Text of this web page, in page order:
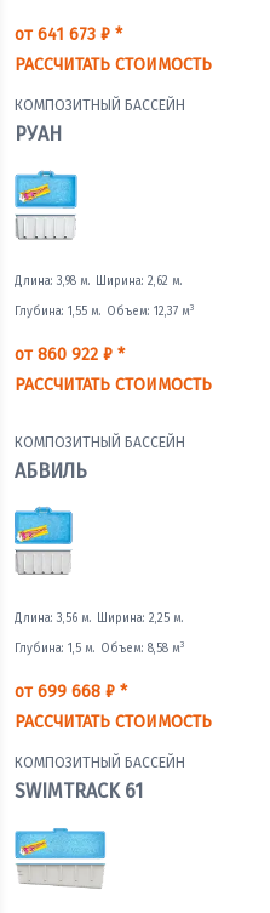
от 641 673 ₽ *
РАССЧИТАТЬ СТОИМОСТЬ
КОМПОЗИТНЫЙ БАССЕЙН
РУАН
Длина: 3,98 м. Ширина: 2,62 м.
Глубина: 1,55 м. Объем: 12,37 м3
от 860 922 ₽ *
РАССЧИТАТЬ СТОИМОСТЬ
КОМПОЗИТНЫЙ БАССЕЙН
АБВИЛЬ
Длина: 3,56 м. Ширина: 2,25 м.
Глубина: 1,5 м. Объем: 8,58 м3
от 699 668 ₽ *
РАССЧИТАТЬ СТОИМОСТЬ
КОМПОЗИТНЫЙ БАССЕЙН
SWIMTRACK 61